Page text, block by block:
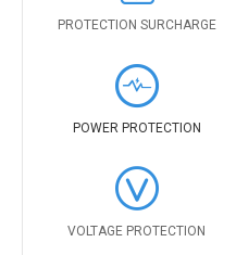
PROTECTION SURCHARGE
POWER PROTECTION
VOLTAGE PROTECTION